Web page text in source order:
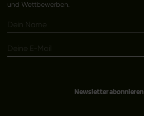
und Wettbewerben.
Newsletter abonnieren